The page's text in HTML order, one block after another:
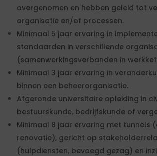
overgenomen en hebben geleid tot
organisatie en/of processen.
Minimaal 5 jaar ervaring in
standaarden in verschillende
(samenwerkingsverbanden in
Minimaal 3 jaar ervaring in
binnen een beheerorganisatie.
Afgeronde universitaire opleiding in
bestuurskunde, bedrijfskunde of
Minimaal 8 jaar ervaring met tunnels
renovatie), gericht op
(hulpdiensten, bevoegd gezag) en